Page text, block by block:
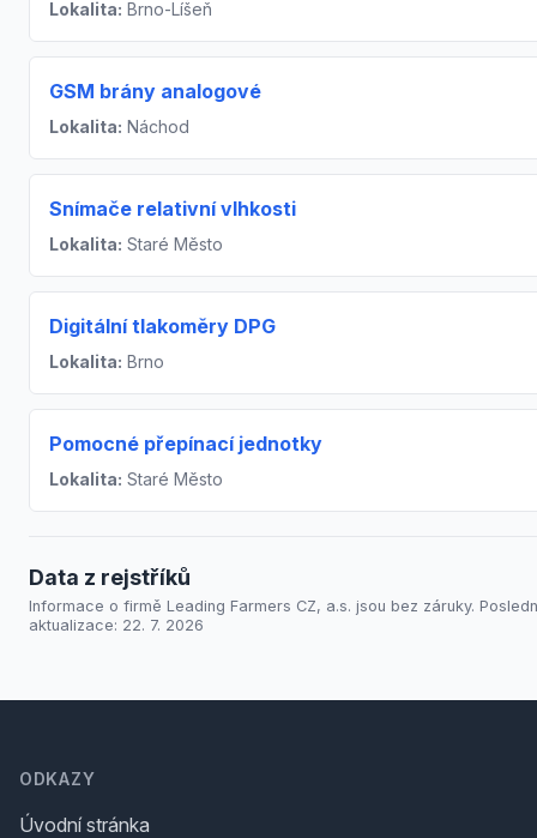
Lokalita: Brno-Líšeň
GSM brány analogové
Lokalita: Náchod
Snímače relativní vlhkosti
Lokalita: Staré Město
Digitální tlakoměry DPG
Lokalita: Brno
Pomocné přepínací jednotky
Lokalita: Staré Město
Data z rejstříků
Informace o firmě Leading Farmers CZ, a.s. jsou bez záruky.
aktualizace: 22. 7. 2026
ODKAZY
Úvodní stránka